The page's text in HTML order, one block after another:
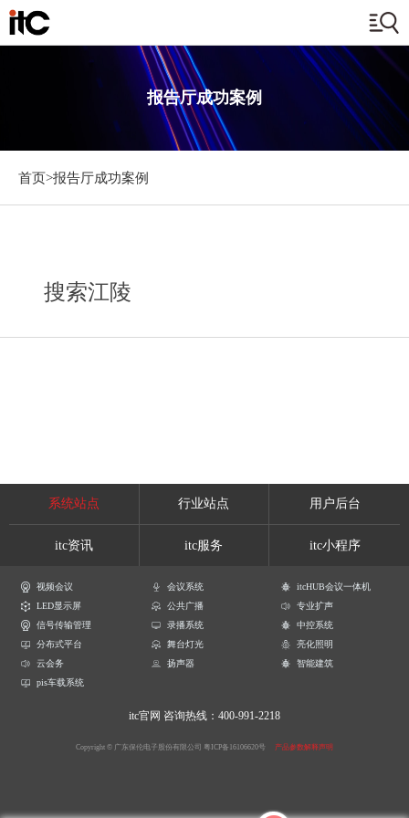
报告厅成功案例
首页>报告厅成功案例
搜索江陵
系统站点 行业站点 用户后台
itc资讯 itc服务 itc小程序
视频会议 会议系统
itcHUB会议一体机
LED显示屏
公共广播
专业扩声
信号传输管理
录播系统
中控系统
分布式平台
舞台灯光
亮化照明
云会务
扬声器
智能建筑
pis车载系统
itc官网 咨询热线：400-991-2218
Copyright © 广东保伦电子股份有限公司 粤ICP备16106620号 产品参数解释声明